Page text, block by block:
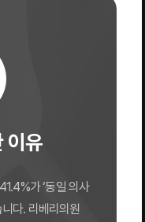
이유
가 ‘동일 의사
다. 리베리의원